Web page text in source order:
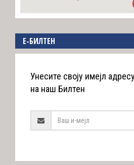
E-БИЛТЕН
Унесите своју имејл
на наш Билтен